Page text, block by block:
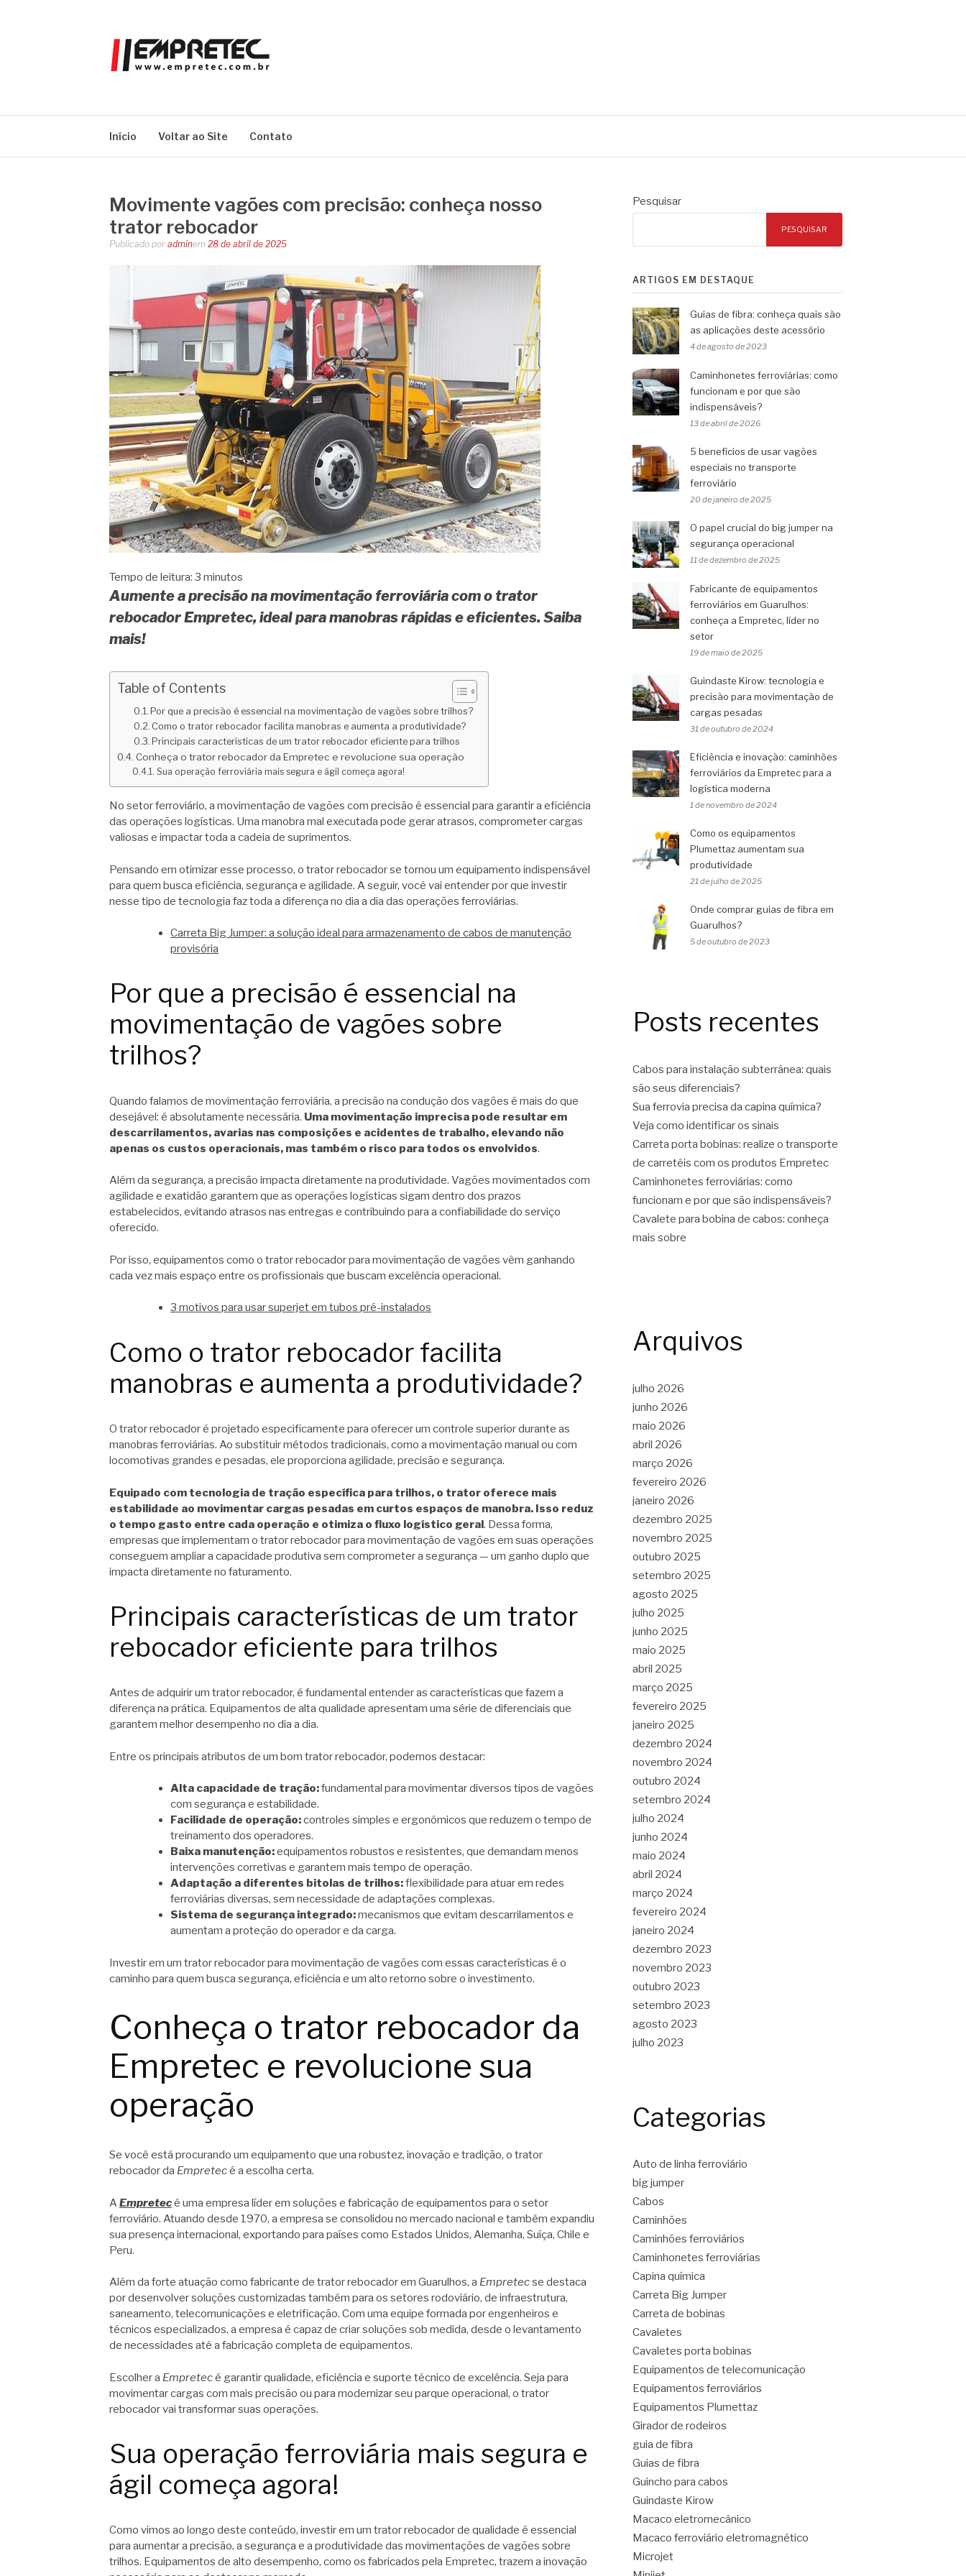
Início Voltar ao Site Contato
Movimente vagões com precisão: conheça nosso
trator rebocador
Publicado por adminem 28 de abril de 2025
Tempo de leitura: 3 minutos
Aumente a precisão na movimentação ferroviária com o trator
rebocador Empretec, ideal para manobras rápidas e eficientes. Saiba
mais!
Table of Contents
Por que a precisão é essencial na movimentação de vagões sobre trilhos?
Como o trator rebocador facilita manobras e aumenta a produtividade?
Principais características de um trator rebocador eficiente para trilhos
Conheça o trator rebocador da Empretec e revolucione sua operação
Sua operação ferroviária mais segura e ágil começa agora!
No setor ferroviário, a movimentação de vagões com precisão é essencial para garantir a eficiência
das operações logísticas. Uma manobra mal executada pode gerar atrasos, comprometer cargas
valiosas e impactar toda a cadeia de suprimentos.
Pensando em otimizar esse processo, o trator rebocador se tornou um equipamento indispensável
para quem busca eficiência, segurança e agilidade. A seguir, você vai entender por que investir
nesse tipo de tecnologia faz toda a diferença no dia a dia das operações ferroviárias.
Carreta Big Jumper: a solução ideal para armazenamento de cabos de manutenção
provisória
Por que a precisão é essencial na
movimentação de vagões sobre
trilhos?
Quando falamos de movimentação ferroviária, a precisão na condução dos vagões é mais do que
desejável: é absolutamente necessária. Uma movimentação imprecisa pode resultar em
descarrilamentos, avarias nas composições e acidentes de trabalho, elevando não
apenas os custos operacionais, mas também o risco para todos os envolvidos.
Além da segurança, a precisão impacta diretamente na produtividade. Vagões movimentados com
agilidade e exatidão garantem que as operações logísticas sigam dentro dos prazos
estabelecidos, evitando atrasos nas entregas e contribuindo para a confiabilidade do serviço
oferecido.
Por isso, equipamentos como o trator rebocador para movimentação de vagões vêm ganhando
cada vez mais espaço entre os profissionais que buscam excelência operacional.
3 motivos para usar superjet em tubos pré-instalados
Como o trator rebocador facilita
manobras e aumenta a produtividade?
O trator rebocador é projetado especificamente para oferecer um controle superior durante as
manobras ferroviárias. Ao substituir métodos tradicionais, como a movimentação manual ou com
locomotivas grandes e pesadas, ele proporciona agilidade, precisão e segurança.
Equipado com tecnologia de tração específica para trilhos, o trator oferece mais
estabilidade ao movimentar cargas pesadas em curtos espaços de manobra. Isso reduz
o tempo gasto entre cada operação e otimiza o fluxo logístico geral. Dessa forma,
empresas que implementam o trator rebocador para movimentação de vagões em suas operações
conseguem ampliar a capacidade produtiva sem comprometer a segurança — um ganho duplo que
impacta diretamente no faturamento.
Principais características de um trator
rebocador eficiente para trilhos
Antes de adquirir um trator rebocador, é fundamental entender as características que fazem a
diferença na prática. Equipamentos de alta qualidade apresentam uma série de diferenciais que
garantem melhor desempenho no dia a dia.
Entre os principais atributos de um bom trator rebocador, podemos destacar:
Alta capacidade de tração:fundamental para movimentar diversos tipos de vagões
com segurança e estabilidade.
Facilidade de operação:controles simples e ergonômicos que reduzem o tempo de
treinamento dos operadores.
Baixa manutenção:equipamentos robustos e resistentes, que demandam menos
intervenções corretivas e garantem mais tempo de operação.
Adaptação a diferentes bitolas de trilhos:flexibilidade para atuar em redes
ferroviárias diversas, sem necessidade de adaptações complexas.
Sistema de segurança integrado:mecanismos que evitam descarrilamentos e
aumentam a proteção do operador e da carga.
Investir em um trator rebocador para movimentação de vagões com essas características é o
caminho para quem busca segurança, eficiência e um alto retorno sobre o investimento.
Conheça o trator rebocador da
Empretec e revolucione sua
operação
Se você está procurando um equipamento que una robustez, inovação e tradição, o trator
rebocador da Empretecé a escolha certa.
A Empretecé uma empresa líder em soluções e fabricação de equipamentos para o setor
ferroviário. Atuando desde 1970, a empresa se consolidou no mercado nacional e também expandiu
sua presença internacional, exportando para países como Estados Unidos, Alemanha, Suíça, Chile e
Peru.
Além da forte atuação como fabricante de trator rebocador em Guarulhos, a Empretecse destaca
por desenvolver soluções customizadas também para os setores rodoviário, de infraestrutura,
saneamento, telecomunicações e eletrificação. Com uma equipe formada por engenheiros e
técnicos especializados, a empresa é capaz de criar soluções sob medida, desde o levantamento
de necessidades até a fabricação completa de equipamentos.
Escolher a Empretecé garantir qualidade, eficiência e suporte técnico de excelência. Seja para
movimentar cargas com mais precisão ou para modernizar seu parque operacional, o trator
rebocador vai transformar suas operações.
Sua operação ferroviária mais segura e
ágil começa agora!
Como vimos ao longo deste conteúdo, investir em um trator rebocador de qualidade é essencial
para aumentar a precisão, a segurança e a produtividade das movimentações de vagões sobre
trilhos. Equipamentos de alto desempenho, como os fabricados pela Empretec, trazem a inovação
Pesquisar
PESQUISAR
ARTIGOS EM DESTAQUE
Guias de fibra: conheça quais são
as aplicações deste acessório
4 de agosto de 2023
Caminhonetes ferroviárias: como
funcionam e por que são
indispensáveis?
13 de abril de 2026
5 benefícios de usar vagões
especiais no transporte
ferroviário
20 de janeiro de 2025
O papel crucial do big jumper na
segurança operacional
11 de dezembro de 2025
Fabricante de equipamentos
ferroviários em Guarulhos:
conheça a Empretec, líder no
setor
19 de maio de 2025
Guindaste Kirow: tecnologia e
precisão para movimentação de
cargas pesadas
31 de outubro de 2024
Eficiência e inovação: caminhões
ferroviários da Empretec para a
logística moderna
1 de novembro de 2024
Como os equipamentos
Plumettaz aumentam sua
produtividade
21 de julho de 2025
Onde comprar guias de fibra em
Guarulhos?
5 de outubro de 2023
Posts recentes
Cabos para instalação subterrânea: quais
são seus diferenciais?
Sua ferrovia precisa da capina química?
Veja como identificar os sinais
Carreta porta bobinas: realize o transporte
de carretéis com os produtos Empretec
Caminhonetes ferroviárias: como
funcionam e por que são indispensáveis?
Cavalete para bobina de cabos: conheça
mais sobre
Arquivos
julho 2026
junho 2026
maio 2026
abril 2026
março 2026
fevereiro 2026
janeiro 2026
dezembro 2025
novembro 2025
outubro 2025
setembro 2025
agosto 2025
julho 2025
junho 2025
maio 2025
abril 2025
março 2025
fevereiro 2025
janeiro 2025
dezembro 2024
novembro 2024
outubro 2024
setembro 2024
julho 2024
junho 2024
maio 2024
abril 2024
março 2024
fevereiro 2024
janeiro 2024
dezembro 2023
novembro 2023
outubro 2023
setembro 2023
agosto 2023
julho 2023
Categorias
Auto de linha ferroviário
big jumper
Cabos
Caminhões
Caminhões ferroviários
Caminhonetes ferroviárias
Capina química
Carreta Big Jumper
Carreta de bobinas
Cavaletes
Cavaletes porta bobinas
Equipamentos de telecomunicação
Equipamentos ferroviários
Equipamentos Plumettaz
Girador de rodeiros
guia de fibra
Guias de fibra
Guincho para cabos
Guindaste Kirow
Macaco eletromecânico
Macaco ferroviário eletromagnético
Microjet